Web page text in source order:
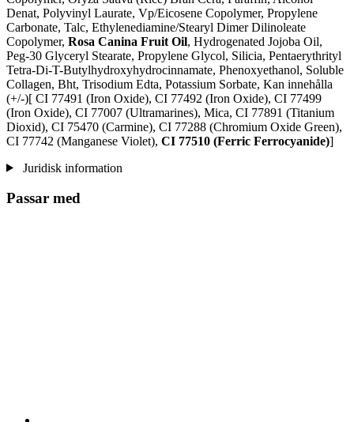
Denat, Polyvinyl Laurate, Vp/Eicosene Copolymer, Propylene
Carbonate, Talc, Ethylenediamine/Stearyl Dimer Dilinoleate
Copolymer, Rosa Canina Fruit Oil, Hydrogenated Jojoba Oil,
Peg-30 Glyceryl Stearate, Propylene Glycol, Silicia, Pentaerythrityl
Tetra-Di-T-Butylhydroxyhydrocinnamate, Phenoxyethanol, Soluble
Collagen, Bht, Trisodium Edta, Potassium Sorbate, Kan innehålla
(+/-)[ CI 77491 (Iron Oxide), CI 77492 (Iron Oxide), CI 77499
(Iron Oxide), CI 77007 (Ultramarines) , Mica, CI 77891 (Titanium
Dioxid), CI 75470 (Carmine), CI 77288 (Chromium Oxide Green),
CI 77742 (Manganese Violet), CI 77510 (Ferric Ferrocyanide)]
Juridisk information
Passar med